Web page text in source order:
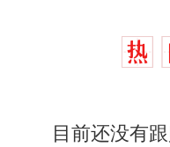
目前还没有